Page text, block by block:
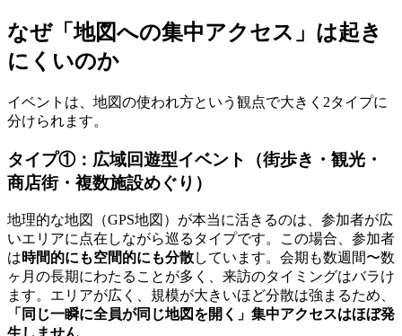
なぜ「地図への集中アクセス」は起き
にくいのか
イベントは、地図の使われ方という観点で大きく2タイプに
分けられます。
タイプ①：広域回遊型イベント（街歩き・観光・
商店街・複数施設めぐり）
地理的な地図（GPS地図）が本当に活きるのは、参加者が広
いエリアに点在しながら巡るタイプです。この場合、参加者
は時間的にも空間的にも分散しています。会期も数週間〜数
ヶ月の長期にわたることが多く、来訪のタイミングはバラけ
ます。エリアが広く、規模が大きいほど分散は強まるため、
「同じ一瞬に全員が同じ地図を開く」集中アクセスはほぼ発